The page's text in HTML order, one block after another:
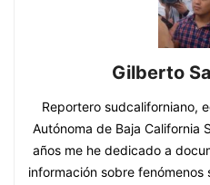
Gilberto
Reportero sudcaliforniano,
Autónoma de Baja California
años me he dedicado a
información sobre